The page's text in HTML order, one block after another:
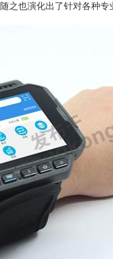
之也演化出了针对各种专